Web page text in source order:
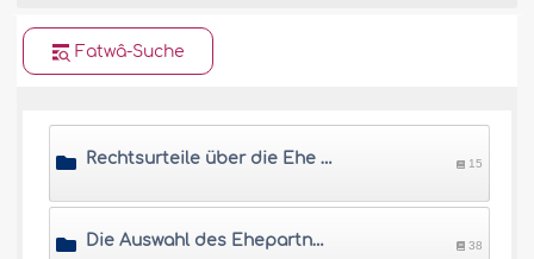
Fatwâ-Suche
Rechtsurteile über die Ehe und deren Weisheiten 15
Die Auswahl des Ehepartners 38